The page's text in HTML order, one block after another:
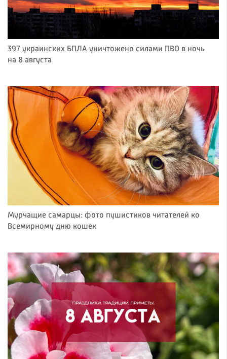
397 украинских БПЛА уничтожено силами ПВО в ночь
на 8 августа
Мурчащие самарцы: фото пушистиков читателей ко
Всемирному дню кошек